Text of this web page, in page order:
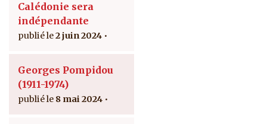
Calédonie sera
indépendante
2 juin 2024
Georges Pompidou
(1911-1974)
8 mai 2024